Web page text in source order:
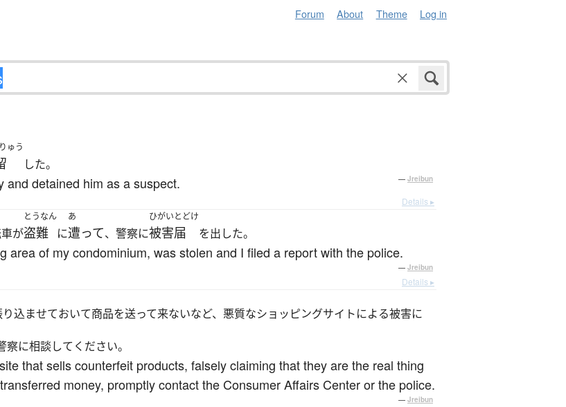
Forum About Theme Log in
ゅう
した。
detained him as a suspect. — Jreibun
Details ▸
が
とうなん
盗難 に
あ
遭って、警察に
ひがいとどけ
被害届 を出した。
area of my condominium, was stolen and I filed a report with the police.
— Jreibun
Details ▸
り込ませておいて商品を送って来ないなど、悪質なショッピングサイトによる被害に
に相談してください。
that sells counterfeit products, falsely claiming that they are the real thing
money, promptly contact the Consumer Affairs Center or the police.
— Jreibun